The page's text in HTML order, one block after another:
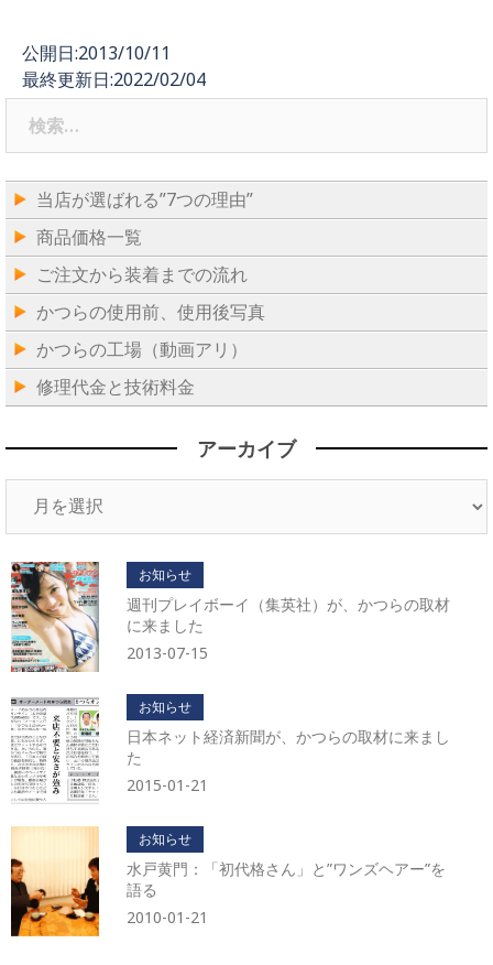
公開日:2013/10/11
最終更新日:2022/02/04
当店が選ばれる”7つの理由”
商品価格一覧
ご注文から装着までの流れ
かつらの使用前、使用後写真
かつらの工場（動画アリ）
修理代金と技術料金
アーカイブ
イ
ブ
お知らせ
週刊プレイボーイ（集英社）が、かつらの取材
に来ました
2013-07-15
お知らせ
日本ネット経済新聞が、かつらの取材に来まし
た
2015-01-21
お知らせ
水戸黄門：「初代格さん」と”ワンズヘアー”を
語る
2010-01-21